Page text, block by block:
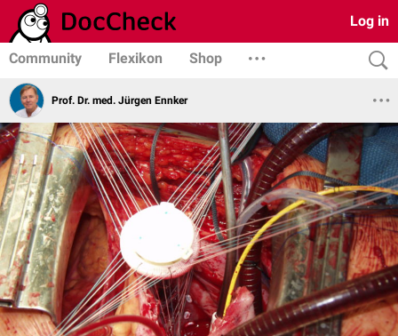
Log in
Community Flexikon Shop
Prof. Dr. med. Jürgen Ennker